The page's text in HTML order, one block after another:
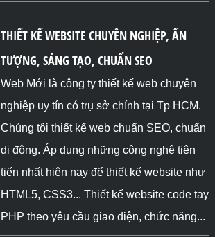
THIẾT KẾ WEBSITE CHUYÊN NGHIỆP, ẤN
TƯỢNG, SÁNG TẠO, CHUẨN SEO
Web Mới là công ty thiết kế web chuyên
nghiệp uy tín có trụ sở chính tại Tp HCM.
Chúng tôi thiết kế web chuẩn SEO, chuẩn
di động. Áp dụng những công nghệ tiên
tiến nhất hiện nay để thiết kế website như
HTML5, CSS3... Thiết kế website code tay
PHP theo yêu cầu giao diện, chức năng...